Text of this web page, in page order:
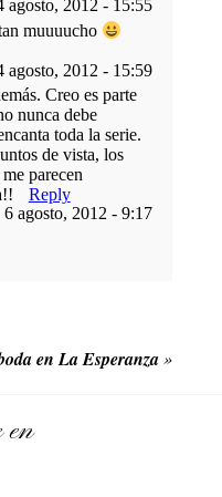
agosto, 2012 - 15:55
muuuucho
agosto, 2012 - 15:59
Creo es parte
nunca debe
toda la serie.
de vista, los
parecen
Reply
6 agosto, 2012 - 9:17
en La Esperanza »
en